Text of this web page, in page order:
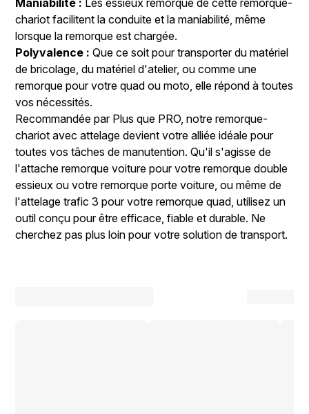
Maniabilité : Les essieux remorque de cette remorque-
chariot facilitent la conduite et la maniabilité, même
lorsque la remorque est chargée.
Polyvalence : Que ce soit pour transporter du matériel
de bricolage, du matériel d'atelier, ou comme une
remorque pour votre quad ou moto, elle répond à toutes
vos nécessités.
Recommandée par Plus que PRO, notre remorque-
chariot avec attelage devient votre alliée idéale pour
toutes vos tâches de manutention. Qu'il s'agisse de
l'attache remorque voiture pour votre remorque double
essieux ou votre remorque porte voiture, ou même de
l'attelage trafic 3 pour votre remorque quad, utilisez un
outil conçu pour être efficace, fiable et durable. Ne
cherchez pas plus loin pour votre solution de transport.